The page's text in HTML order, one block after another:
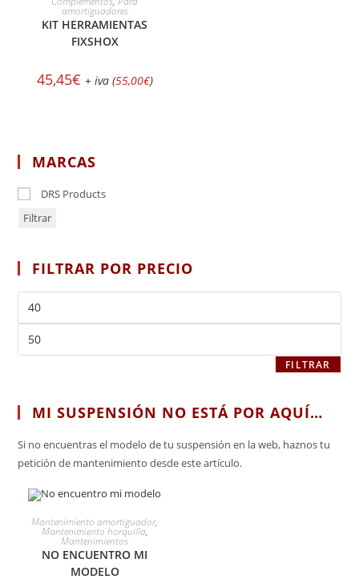
amortiguadores
KIT HERRAMIENTAS
FIXSHOX
45,45€ + iva (55,00€)
MARCAS
DRS Products
Filtrar
FILTRAR POR PRECIO
FILTRAR
MI SUSPENSIÓN NO ESTÁ POR AQUÍ…
Si no encuentras el modelo de tu suspensión en la web, haznos tu
petición de mantenimiento desde este artículo.
SELECCIONAR OPCIONES
Mantenimiento amortiguador,
Mantenimiento horquilla,
Mantenimientos
NO ENCUENTRO MI
MODELO